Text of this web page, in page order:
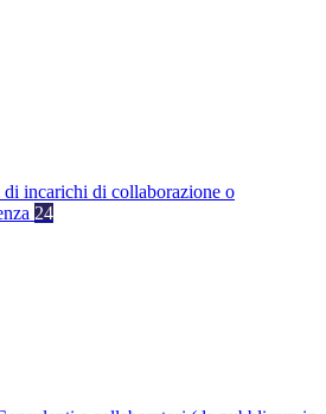
incarichi di collaborazione o
24